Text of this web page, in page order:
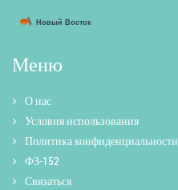
Меню
О нас
Условия использования
Политика конфиденциальности
ФЗ-152
Связаться